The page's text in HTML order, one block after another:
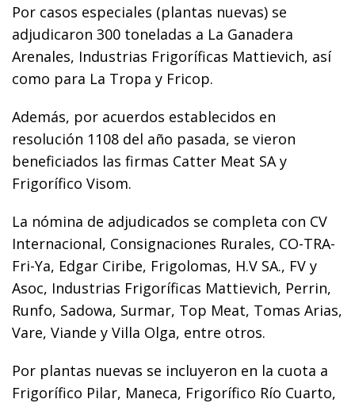
Por casos especiales (plantas nuevas) se
adjudicaron 300 toneladas a La Ganadera
Arenales, Industrias Frigoríficas Mattievich, así
como para La Tropa y Fricop.
Además, por acuerdos establecidos en
resolución 1108 del año pasada, se vieron
beneficiados las firmas Catter Meat SA y
Frigorífico Visom.
La nómina de adjudicados se completa con CV
Internacional, Consignaciones Rurales, CO-TRA-
Fri-Ya, Edgar Ciribe, Frigolomas, H.V SA., FV y
Asoc, Industrias Frigoríficas Mattievich, Perrin,
Runfo, Sadowa, Surmar, Top Meat, Tomas Arias,
Vare, Viande y Villa Olga, entre otros.
Por plantas nuevas se incluyeron en la cuota a
Frigorífico Pilar, Maneca, Frigorífico Río Cuarto,